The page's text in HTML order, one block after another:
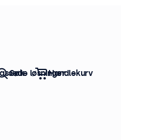
HD)
løsninger
Søk Handlekurv